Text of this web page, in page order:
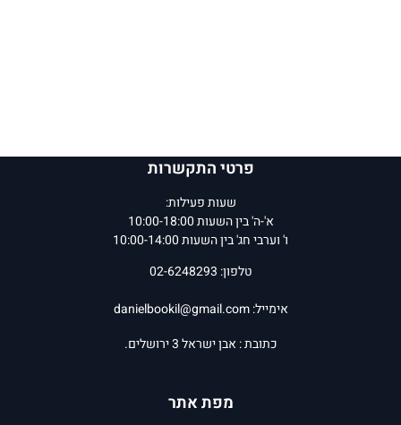
פרטי התקשרות
שעות פעילות:
א'-ה' בין השעות 10:00-18:00
ו' וערבי חג' בין השעות 10:00-14:00
טלפון: 02-6248293
אימייל:danielbookil@gmail.com
כתובת : אבן ישראל 3 ירושלים.
מפת אתר